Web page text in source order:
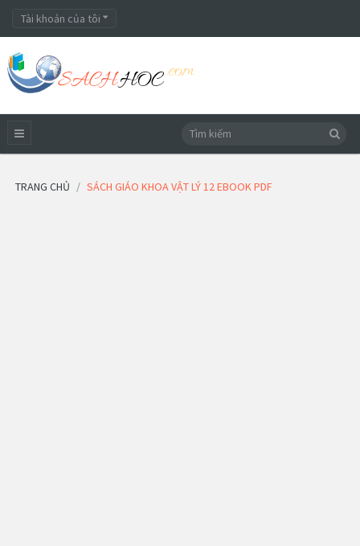
Tài khoản của tôi
TRANG CHỦ SÁCH GIÁO KHOA VẬT LÝ 12 EBOOK PDF